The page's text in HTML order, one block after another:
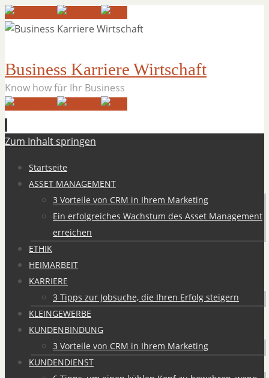
Business Karriere Wirtschaft
Know how für Ihr Business
Zum Inhalt springen
Startseite
ASSET MANAGEMENT
3 Vorteile von CRM in Ihrem Marketing
Ein erfolgreiches Wachstum des Asset Management
erreichen
ETHIK
HEIMARBEIT
KARRIERE
3 Tipps zur Jobsuche, die Ihren Erfolg steigern
KLEINGEWERBE
KUNDENBINDUNG
3 Vorteile von CRM in Ihrem Marketing
KUNDENDIENST